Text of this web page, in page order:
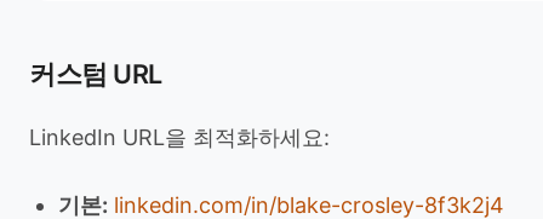
커스텀 URL
LinkedIn URL을 최적화하세요:
기본: linkedin.com/in/blake-crosley-8f3k2j4